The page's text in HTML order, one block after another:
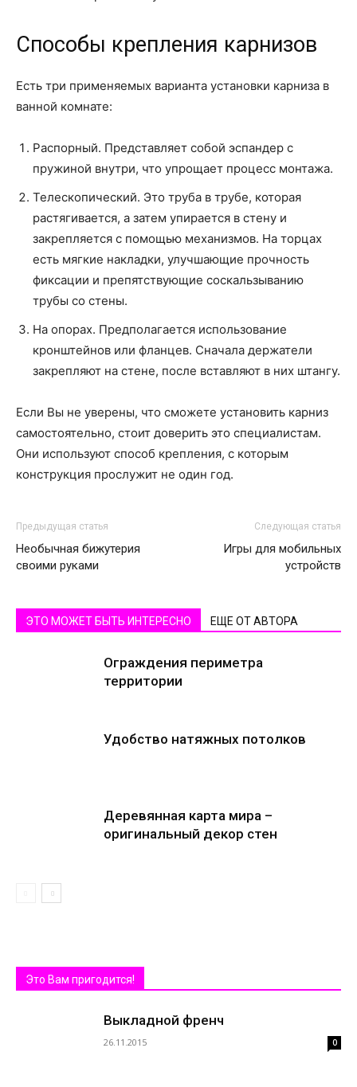
Способы крепления карнизов
Есть три применяемых варианта установки карниза в
ванной комнате:
Распорный. Представляет собой эспандер с
пружиной внутри, что упрощает процесс монтажа.
Телескопический. Это труба в трубе, которая
растягивается, а затем упирается в стену и
закрепляется с помощью механизмов. На торцах
есть мягкие накладки, улучшающие прочность
фиксации и препятствующие соскальзыванию
трубы со стены.
На опорах. Предполагается использование
кронштейнов или фланцев. Сначала держатели
закрепляют на стене, после вставляют в них штангу.
Если Вы не уверены, что сможете установить карниз
самостоятельно, стоит доверить это специалистам.
Они используют способ крепления, с которым
конструкция прослужит не один год.
Предыдущая статья
Необычная бижутерия
своими руками
Следующая статья
Игры для мобильных
устройств
ЭТО МОЖЕТ БЫТЬ ИНТЕРЕСНО ЕЩЕ ОТ АВТОРА
Ограждения периметра
территории
Удобство натяжных потолков
Деревянная карта мира –
оригинальный декор стен
Это Вам пригодится!
Выкладной френч
26.11.2015 0